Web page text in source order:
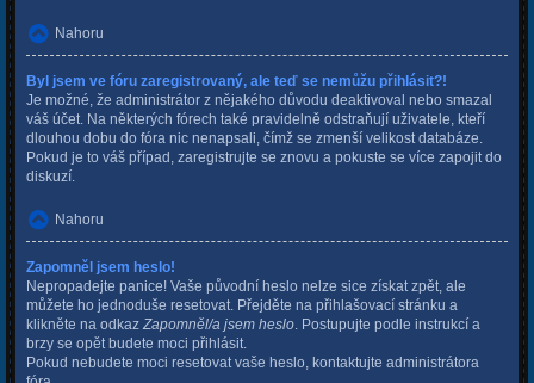
Nahoru
Byl jsem ve fóru zaregistrovaný, ale teď se nemůžu přihlásit?!
Je možné, že administrátor z nějakého důvodu deaktivoval nebo smazal
váš účet. Na některých fórech také pravidelně odstraňují uživatele, kteří
dlouhou dobu do fóra nic nenapsali, čímž se zmenší velikost databáze.
Pokud je to váš případ, zaregistrujte se znovu a pokuste se více zapojit do
diskuzí.
Nahoru
Zapomněl jsem heslo!
Nepropadejte panice! Vaše původní heslo nelze sice získat zpět, ale
můžete ho jednoduše resetovat. Přejděte na přihlašovací stránku a
klikněte na odkaz Zapomněl/a jsem heslo . Postupujte podle instrukcí a
brzy se opět budete moci přihlásit.
Pokud nebudete moci resetovat vaše heslo, kontaktujte administrátora